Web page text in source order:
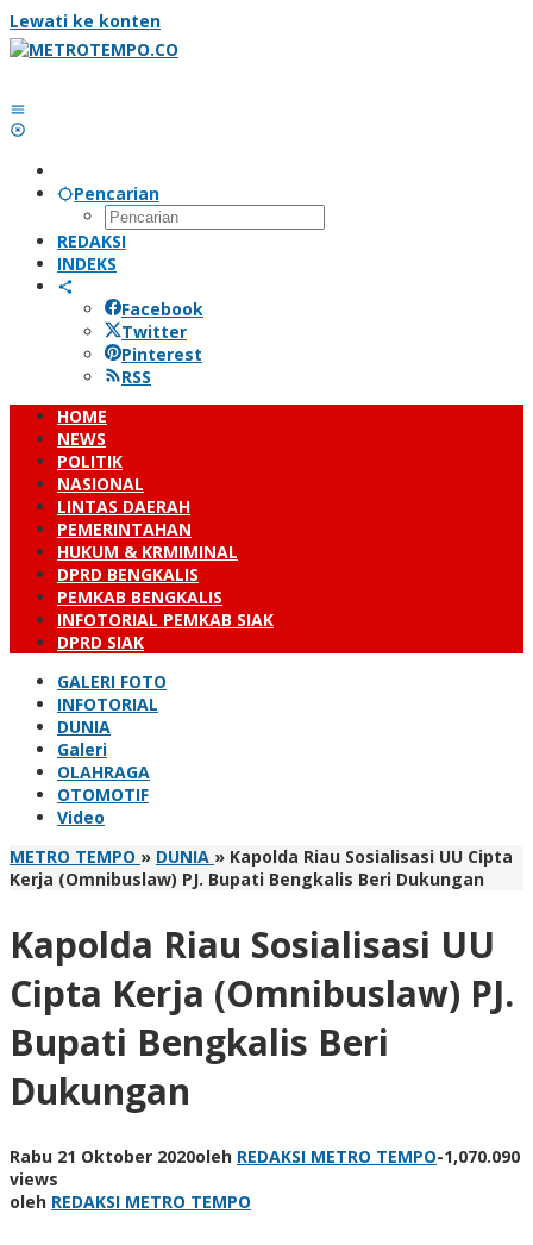
Lewati ke konten
Pencarian
REDAKSI
INDEKS
Facebook
Twitter
Pinterest
RSS
HOME
NEWS
POLITIK
NASIONAL
LINTAS DAERAH
PEMERINTAHAN
HUKUM & KRMIMINAL
DPRD BENGKALIS
PEMKAB BENGKALIS
INFOTORIAL PEMKAB SIAK
DPRD SIAK
GALERI FOTO
INFOTORIAL
DUNIA
Galeri
OLAHRAGA
OTOMOTIF
Video
METRO TEMPO » DUNIA » Kapolda Riau Sosialisasi UU Cipta
Kerja (Omnibuslaw) PJ. Bupati Bengkalis Beri Dukungan
Kapolda Riau Sosialisasi UU
Cipta Kerja (Omnibuslaw) PJ.
Bupati Bengkalis Beri
Dukungan
Rabu 21 Oktober 2020oleh REDAKSI METRO TEMPO-1,070.090
views
oleh REDAKSI METRO TEMPO